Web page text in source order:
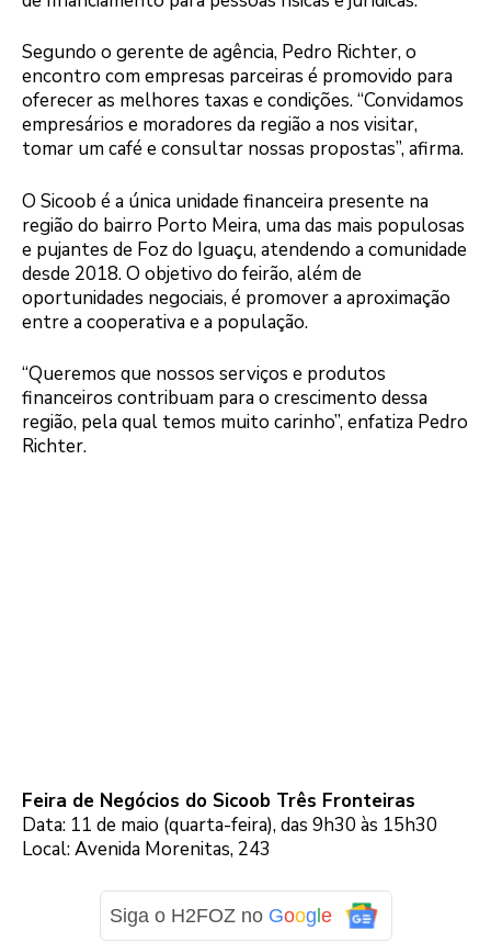
Segundo o gerente de agência, Pedro Richter, o
encontro com empresas parceiras é promovido para
oferecer as melhores taxas e condições. “Convidamos
empresários e moradores da região a nos visitar,
tomar um café e consultar nossas propostas”, afirma.
O Sicoob é a única unidade financeira presente na
região do bairro Porto Meira, uma das mais populosas
e pujantes de Foz do Iguaçu, atendendo a comunidade
desde 2018. O objetivo do feirão, além de
oportunidades negociais, é promover a aproximação
entre a cooperativa e a população.
“Queremos que nossos serviços e produtos
financeiros contribuam para o crescimento dessa
região, pela qual temos muito carinho”, enfatiza Pedro
Richter.
Feira de Negócios do Sicoob Três Fronteiras
Data: 11 de maio (quarta-feira), das 9h30 às 15h30
Local: Avenida Morenitas, 243
Siga o H2FOZ no Google